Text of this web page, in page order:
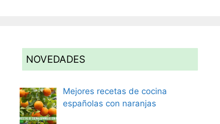
NOVEDADES
Mejores recetas de cocina
españolas con naranjas